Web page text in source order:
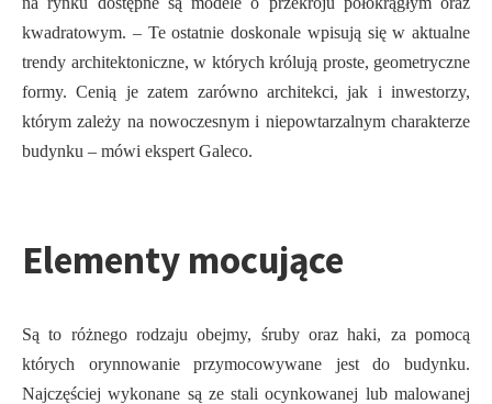
kwadratowym. – Te ostatnie doskonale wpisują się w aktualne
trendy architektoniczne, w których królują proste, geometryczne
formy. Cenią je zatem zarówno architekci, jak i inwestorzy,
którym zależy na nowoczesnym i niepowtarzalnym charakterze
budynku – mówi ekspert Galeco.
Elementy mocujące
Są to różnego rodzaju obejmy, śruby oraz haki, za pomocą
których orynnowanie przymocowywane jest do budynku.
Najczęściej wykonane są ze stali ocynkowanej lub malowanej